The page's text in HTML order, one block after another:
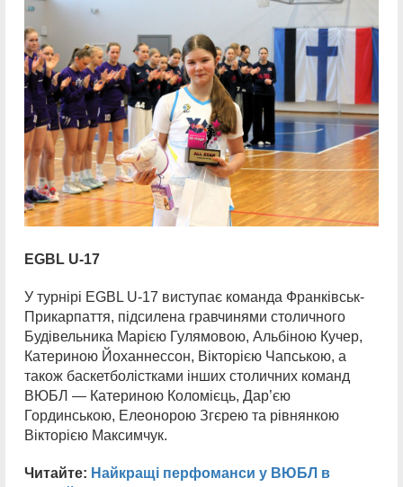
EGBL U-17
У турнірі EGBL U-17 виступає команда Франківськ-
Прикарпаття, підсилена гравчинями столичного
Будівельника Марією Гулямовою, Альбіною Кучер,
Катериною Йоханнессон, Вікторією Чапською, а
також баскетболістками інших столичних команд
ВЮБЛ — Катериною Коломієць, Дар’єю
Гординською, Елеонорою Згєрею та рівнянкою
Вікторією Максимчук.
Читайте: Найкращі перфоманси у ВЮБЛ в